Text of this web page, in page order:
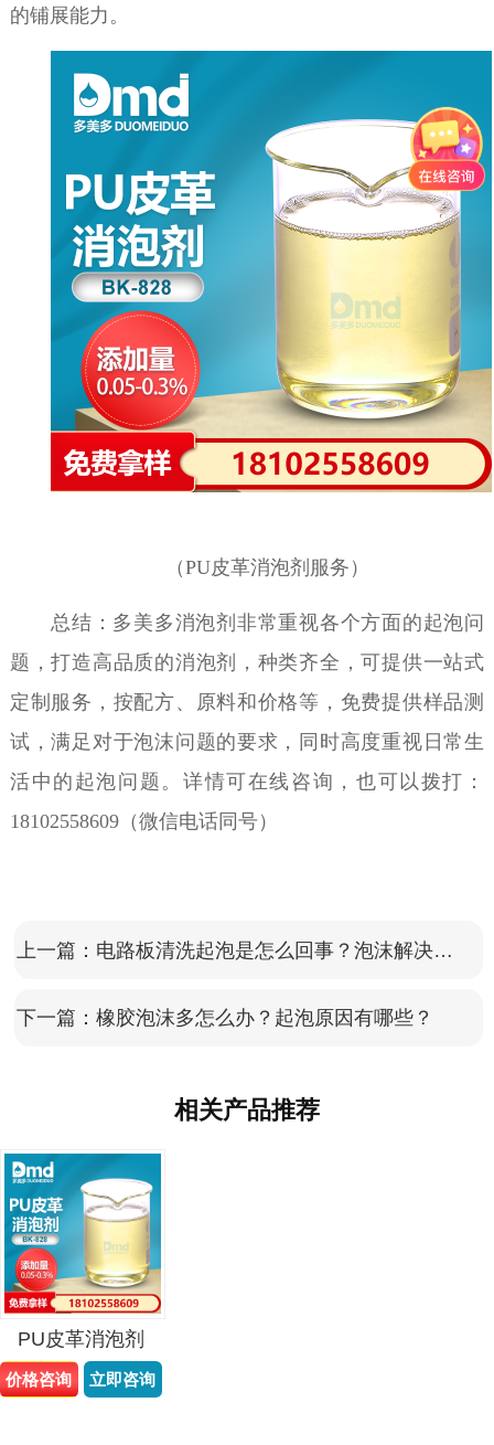
的铺展能力。
（PU皮革消泡剂服务）
总结：多美多消泡剂非常重视各个方面的起泡问
题，打造高品质的消泡剂，种类齐全，可提供一站式
定制服务，按配方、原料和价格等，免费提供样品测
试，满足对于泡沫问题的要求，同时高度重视日常生
活中的起泡问题。详情可在线咨询，也可以拨打：
18102558609（微信电话同号）
上一篇： 电路板清洗起泡是怎么回事？泡沫解决方案有哪些？
下一篇： 橡胶泡沫多怎么办？起泡原因有哪些？
相关产品推荐
PU皮革消泡剂
价格咨询 立即咨询